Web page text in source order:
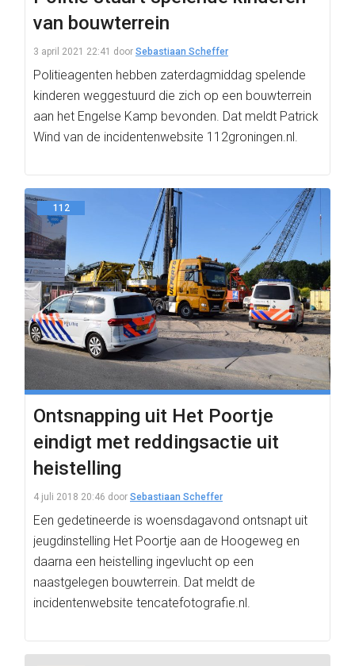
van bouwterrein
3 april 2021 22:41 door Sebastiaan Scheffer
Politieagenten hebben zaterdagmiddag spelende
kinderen weggestuurd die zich op een bouwterrein
aan het Engelse Kamp bevonden. Dat meldt Patrick
Wind van de incidentenwebsite 112groningen.nl.
112
Ontsnapping uit Het Poortje
eindigt met reddingsactie uit
heistelling
4 juli 2018 20:46 door Sebastiaan Scheffer
Een gedetineerde is woensdagavond ontsnapt uit
jeugdinstelling Het Poortje aan de Hoogeweg en
daarna een heistelling ingevlucht op een
naastgelegen bouwterrein. Dat meldt de
incidentenwebsite tencatefotografie.nl.